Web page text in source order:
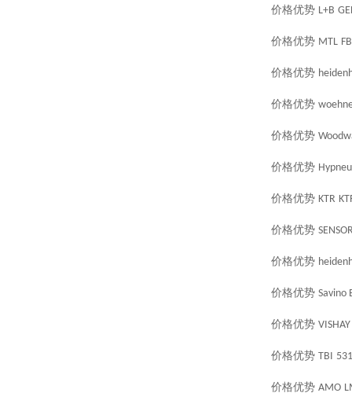
价格优势 L+B
价格优势 MTL
价格优势
价格优势
价格优势
价格优势 Hypneu
价格优势 KTR
价格优势
价格优势
价格优势 Savino
价格优势 VISHAY
价格优势 TBI
价格优势 AMO